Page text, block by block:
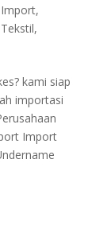
,
,
kami siap
importasi
Import